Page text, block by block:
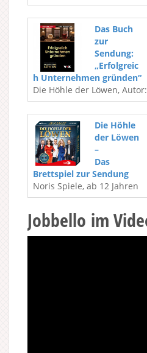
Das Buch
zur
Sendung:
„Erfolgreic
h Unternehmen gründen“
Die Höhle der Löwen,
Die Höhle
der Löwen
–
Das
Brettspiel zur Sendung
Noris Spiele, ab 12 Jahren
Jobbello im